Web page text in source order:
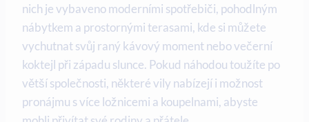
⁢nich je ⁣vybaveno moderními spotřebiči, pohodlným
nábytkem a prostornými ⁢terasami, kde⁢ si můžete
vychutnat svůj raný kávový moment nebo ⁢večerní
koktejl při západu slunce. Pokud náhodou toužíte po
větší společnosti, některé vily nabízejí i možnost
pronájmu s více⁤ ložnicemi a koupelnami, abyste